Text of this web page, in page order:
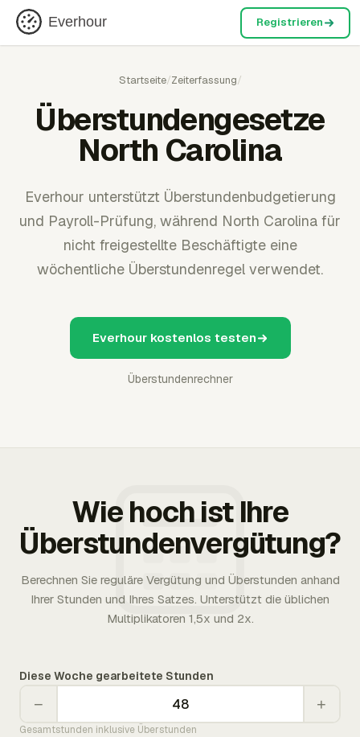
Everhour Registrieren
Startseite/Zeiterfassung/
Überstundengesetze
North Carolina
Everhour unterstützt Überstundenbudgetierung
und Payroll-Prüfung, während North Carolina für
nicht freigestellte Beschäftigte eine
wöchentliche Überstundenregel verwendet.
Everhour kostenlos testen
Überstundenrechner
Wie hoch ist Ihre
Überstundenvergütung?
Berechnen Sie reguläre Vergütung und Überstunden anhand
Ihrer Stunden und Ihres Satzes. Unterstützt die üblichen
Multiplikatoren 1,5x und 2x.
Diese Woche gearbeitete Stunden
− +
Gesamtstunden inklusive Überstunden